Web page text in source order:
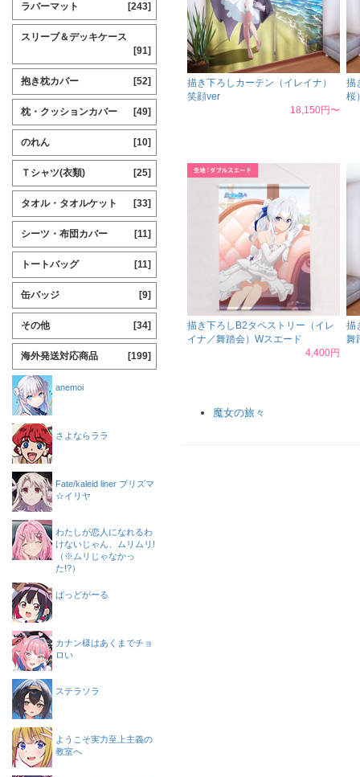
描き下ろしカーテン（イレイナ）
笑顔ver
18,150円〜
描
桜
描き下ろしB2タペストリー（イレ
イナ／舞踏会）Wスエード
4,400円
描
舞
魔女の旅々
ラバーマット [243]
スリーブ＆デッキケース
[91]
抱き枕カバー [52]
枕・クッションカバー [49]
のれん [10]
Ｔシャツ(衣類) [25]
タオル・タオルケット [33]
シーツ・布団カバー [11]
トートバッグ [11]
缶バッジ [9]
その他 [34]
海外発送対応商品 [199]
anemoi
さよならララ
Fate/kaleid liner プリズマ
☆イリヤ
わたしが恋人になれるわ
けないじゃん、ムリムリ!
（※ムリじゃなかっ
た!?）
ばっどがーる
カナン様はあくまでチョ
ロい
ステラソラ
ようこそ実力至上主義の
教室へ